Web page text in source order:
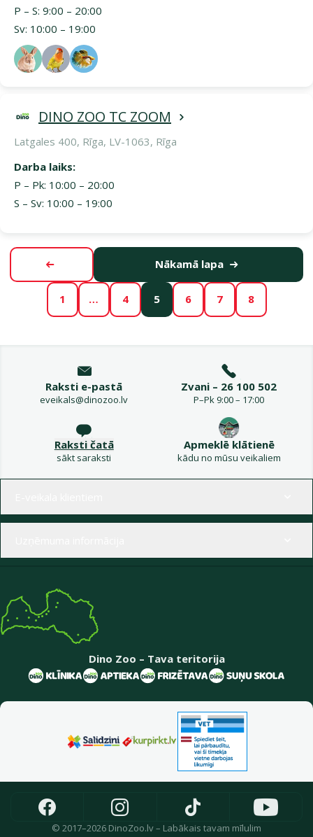
P – S: 9:00 – 20:00
Sv: 10:00 – 19:00
DINO ZOO TC ZOOM
Latgales 400, Rīga, LV-1063, Rīga
Darba laiks:
P – Pk: 10:00 – 20:00
S – Sv: 10:00 – 19:00
Iepriekšējā lapa
1 … 4 5 6 7 8
Nākamā lapa
Raksti e-pastā
eveikals@dinozoo.lv
Zvani – 26 100 502
P–Pk 9:00 – 17:00
Raksti čatā
sākt saraksti
Apmeklē klātienē
kādu no mūsu veikaliem
Dino Zoo – Tava teritorija
© 2017–2026 DinoZoo.lv – Labākais tavam mīlulim